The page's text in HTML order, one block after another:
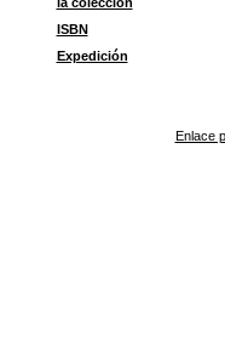
ISBN
Expedición
Enlace